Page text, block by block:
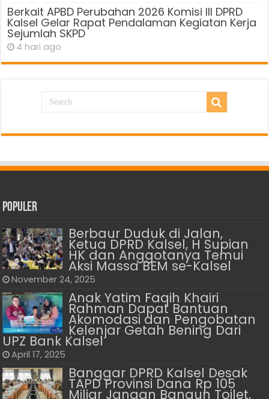
Berkait APBD Perubahan 2026 Komisi III DPRD
Kalsel Gelar Rapat Pendalaman Kegiatan Kerja
Sejumlah SKPD
4 hari ago
Populer
Berbaur Duduk di Jalan,
Ketua DPRD Kalsel, H Supian
HK dan Anggotanya Temui
Aksi Massa BEM se-Kalsel
November 24, 2025
Anak Yatim Faqih Khairi
Rahman Dapat Bantuan
Akomodasi dan Pengobatan
Kelenjar Getah Bening Dari
UPZ Bank Kalsel
April 17, 2025
Banggar DPRD Kalsel Desak
TAPD Provinsi Dana Rp 105
Miliar Jangan Bangun Toilet,